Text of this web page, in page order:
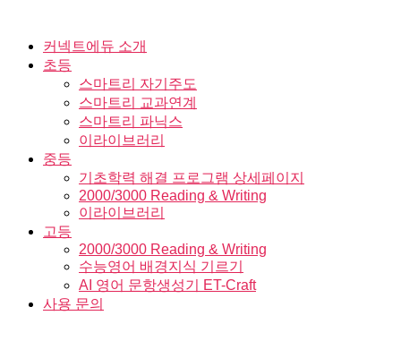
content
커넥트에듀 소개
초등
스마트리 자기주도
스마트리 교과연계
스마트리 파닉스
이라이브러리
중등
기초학력 해결 프로그램 상세페이지
2000/3000 Reading & Writing
이라이브러리
고등
2000/3000 Reading & Writing
수능영어 배경지식 기르기
AI 영어 문항생성기 ET-Craft
사용 문의